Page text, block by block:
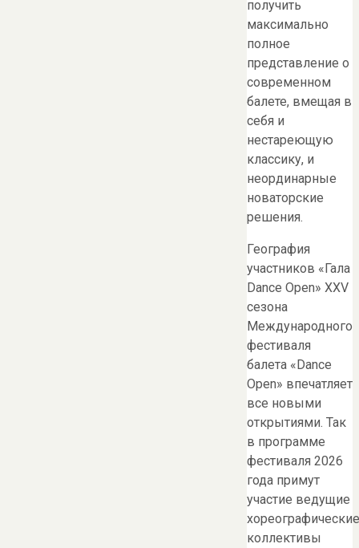
получить
максимально
полное
представление о
современном
балете, вмещая в
себя и
нестареющую
классику, и
неординарные
новаторские
решения.
География
участников «Гала
Dance Open» XXV
сезона
Международного
фестиваля
балета «Dance
Open» впечатляет
все новыми
открытиями. Так
в программе
фестиваля 2026
года примут
участие ведущие
хореографические
коллективы